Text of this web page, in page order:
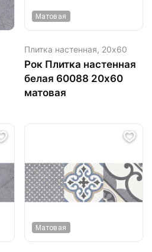
Матовая
Плитка настенная, 20х60
Рок Плитка настенная
белая 60088 20х60
матовая
Матовая